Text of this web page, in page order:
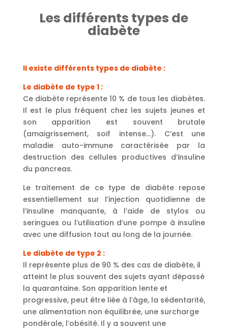
Les différents types de
diabète
Il existe différents types de diabète :
Le diabète de type 1 :
Ce diabète représente 10 % de tous les diabètes.
Il est le plus fréquent chez les sujets jeunes et
son apparition est souvent brutale
(amaigrissement, soif intense…). C’est une
maladie auto-immune caractérisée par la
destruction des cellules productives d’insuline
du pancreas.
Le traitement de ce type de diabète repose
essentiellement sur l’injection quotidienne de
l’insuline manquante, à l’aide de stylos ou
seringues ou l’utilisation d’une pompe à insuline
avec une diffusion tout au long de la journée.
Le diabète de type 2 :
Il représente plus de 90 % des cas de diabète, il
atteint le plus souvent des sujets ayant dépassé
la quarantaine. Son apparition lente et
progressive, peut être liée à l’âge, la sédentarité,
une alimentation non équilibrée, une surcharge
pondérale, l’obésité. Il y a souvent une